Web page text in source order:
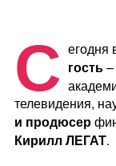
С егодня
гость–
телевидения,
и продюсер
Кирилл ЛЕГАТ.